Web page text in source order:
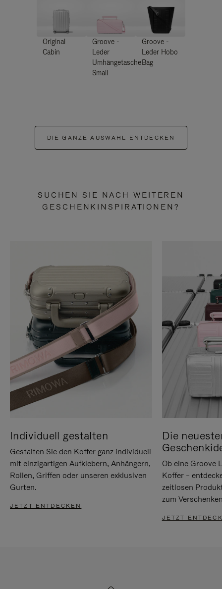
Original
Cabin
Groove -
Leder
Umhängetasche
Small
Groove -
Leder Hobo
Bag
DIE GANZE AUSWAHL ENTDECKEN
SUCHEN SIE NACH WEITEREN
GESCHENKINSPIRATIONEN?
Individuell gestalten
Gestalten Sie den Koffer ganz individuell
mit einzigartigen Aufklebern, Anhängern,
Rollen, Griffen oder unseren exklusiven
Gurten.
JETZT ENTDECKEN
Die
Ob eine Groove
Koffer –
zeitlosen
zum
JETZT